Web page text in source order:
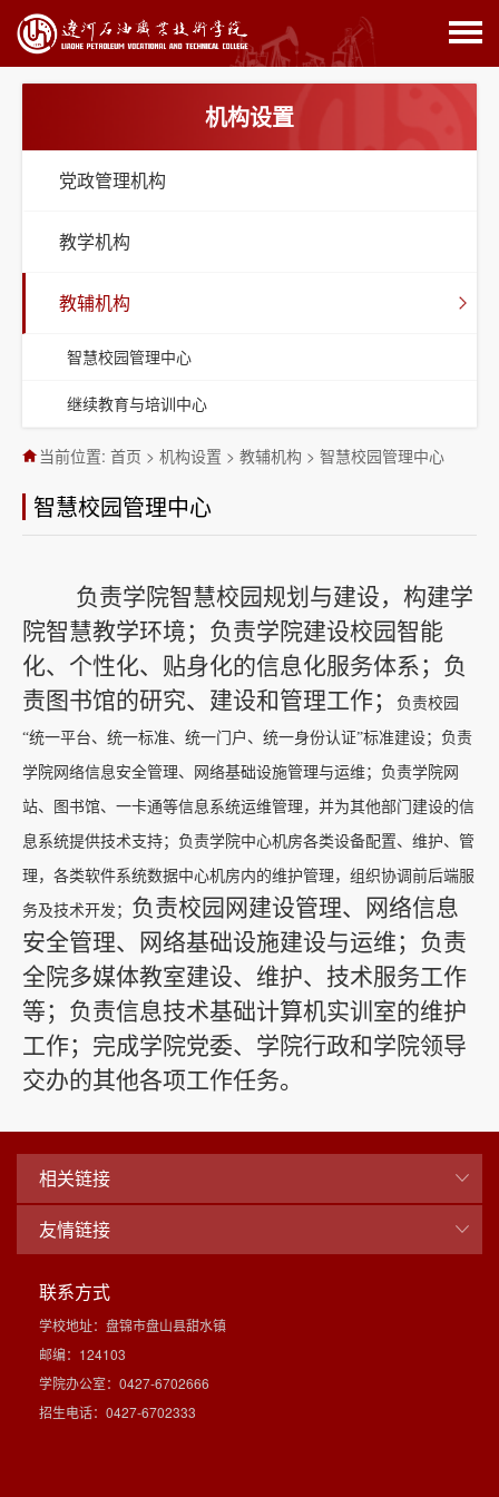
机构设置
党政管理机构
教学机构
教辅机构
智慧校园管理中心
继续教育与培训中心
当前位置:首页 >机构设置 >教辅机构 >智慧校园管理中心
智慧校园管理中心
负责学院智慧校园规划与建设，构建学
院智慧教学环境； 负责学院建设校园智能
化、个性化、贴身化的信息化服务体系；负
责图书馆的研究、 建设和管理工作； 负责校园
“统一平台、统一标准、统一门户、统一身份认证”标准建设；负责
学院网络信息安全管理、网络基础设施管理与运维；负责学院网
站、图书馆、一卡通等信息系统运维管理，并为其他部门建设的信
息系统提供技术支持；负责学院中心机房各类设备配置、维护、管
理，各类软件系统数据中心机房内的维护管理，组织协调前后端服
务及技术开发； 负责校园网建设管理、
网络信息
安全管理、
网络基础设施建设与运维；负责
全院多媒体教室建设、维护、技术服务工作
等；负责信息技术基础计算机实训室的维护
工作； 完成学院党委、 学院行政和学院领导
交办的其他各项工作任务。
相关链接
友情链接
联系方式
学校地址：盘锦市盘山县甜水镇
邮编：124103
学院办公室：0427-6702666
招生电话：0427-6702333